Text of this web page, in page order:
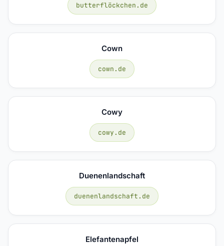
butterflöckchen.de
Cown
cown.de
Cowy
cowy.de
Duenenlandschaft
duenenlandschaft.de
Elefantenapfel